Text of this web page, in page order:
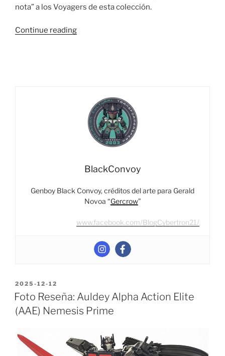
nota” a los Voyagers de esta colección.
Continue reading“El
Ranking”
BlackConvoy
Genboy Black Convoy, créditos del arte para Gerald
Novoa “Gercrow”
www.facebook.com/BlogCybertron21/
POSTED
ON
2025-12-12
Foto Reseña: Auldey Alpha Action Elite
(AAE) Nemesis Prime